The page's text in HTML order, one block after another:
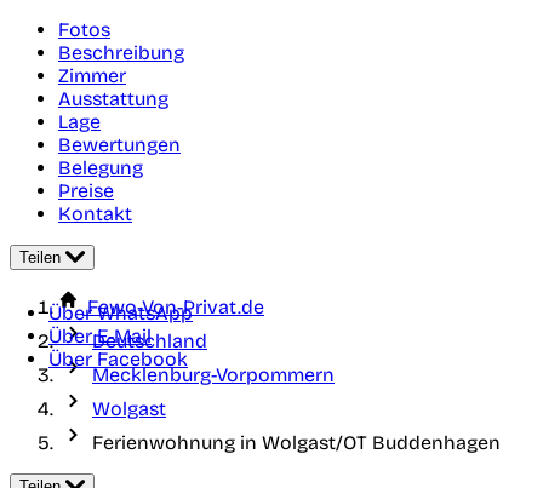
Fotos
Beschreibung
Zimmer
Ausstattung
Lage
Bewertungen
Belegung
Preise
Kontakt
Teilen
Über WhatsApp
Über E-Mail
Über Facebook
Fewo-Von-Privat.de
Deutschland
Mecklenburg-Vorpommern
Wolgast
Ferienwohnung in Wolgast/OT Buddenhagen